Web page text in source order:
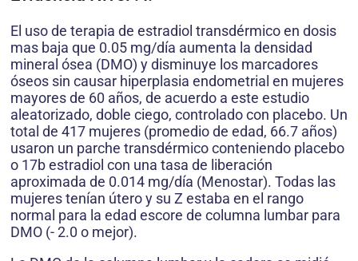
El uso de terapia de estradiol transdérmico en dosis
mas baja que 0.05 mg/día aumenta la densidad
mineral ósea (DMO) y disminuye los marcadores
óseos sin causar hiperplasia endometrial en mujeres
mayores de 60 años, de acuerdo a este estudio
aleatorizado, doble ciego, controlado con placebo. Un
total de 417 mujeres (promedio de edad, 66.7 años)
usaron un parche transdérmico conteniendo placebo
o 17b estradiol con una tasa de liberación
aproximada de 0.014 mg/día (Menostar). Todas las
mujeres tenían útero y su Z estaba en el rango
normal para la edad escore de columna lumbar para
DMO (- 2.0 o mejor).